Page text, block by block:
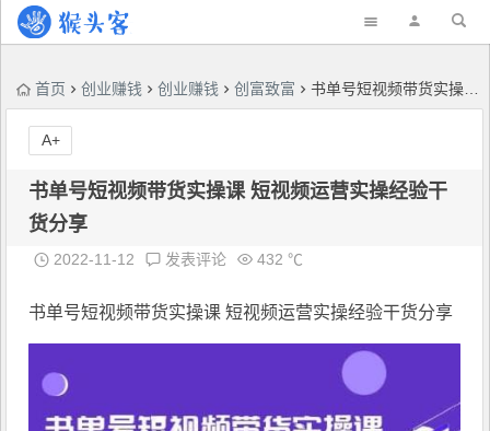
首页 创业赚钱 创业赚钱 创富致富 书单号短视频带货实操课 短视频运营实操经验干货分享
书单号短视频带货实操课 短视频运营实操经验干
货分享
2022-11-12 发表评论 432 ℃
书单号短视频带货实操课 短视频运营实操经验干货分享
A+